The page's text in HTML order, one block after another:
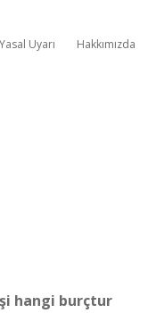
Yasal Uyarı Hakkımızda
hangi burçtur